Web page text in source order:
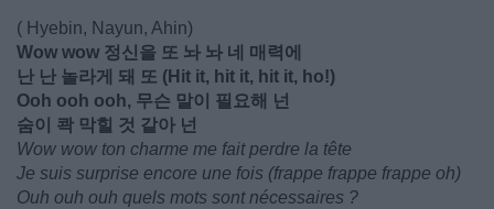
( Hyebin, Nayun, Ahin)
Wow wow 정신을 또 놔 놔 네 매력에
난 난 놀라게 돼 또 (Hit it, hit it, hit it, ho!)
Ooh ooh ooh, 무슨 말이 필요해 넌
숨이 콱 막힐 것 같아 넌
Wow wow ton charme me fait perdre la tête
Je suis surprise encore une fois (frappe frappe frappe oh)
Ouh ouh ouh quels mots sont nécessaires ?